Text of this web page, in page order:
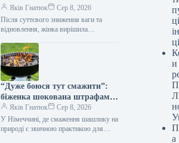
Appearance After Dozens of
Plastic Surgeries (Photo)
Яків Гнатюк
Сер 8, 2026
Після суттєвого зниження ваги та
відновлення, жінка вирішила
вигляд. Протягом року вона пройшла
низку хірургічних втручань,…
“Дуже боюся тут смажити”:
біженка шокована штрафами
за шашлик у Німеччині
(відео)
Яків Гнатюк
Сер 8, 2026
У Німеччині, де смаження шашлику на
природі є звичною практикою для
ці
и
а